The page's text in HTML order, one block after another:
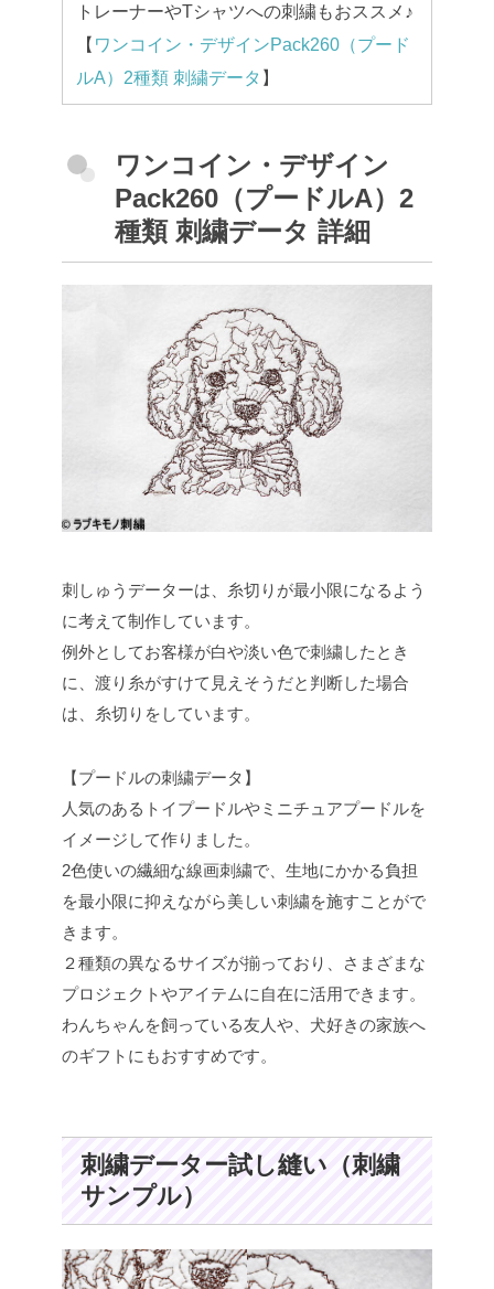
トレーナーやTシャツへの刺繍もおススメ♪
【 ワンコイン・デザインPack260（プード
ルA）2種類 刺繍データ 】
ワンコイン・デザイン
Pack260（プードルA）2
種類 刺繍データ 詳細
刺しゅうデーターは、糸切りが最小限になるよう
に考えて制作しています。
例外としてお客様が白や淡い色で刺繍したとき
に、渡り糸がすけて見えそうだと判断した場合
は、糸切りをしています。
【プードルの刺繍データ】
人気のあるトイプードルやミニチュアプードルを
イメージして作りました。
2色使いの繊細な線画刺繍で、生地にかかる負担
を最小限に抑えながら美しい刺繍を施すことがで
きます。
２種類の異なるサイズが揃っており、さまざまな
プロジェクトやアイテムに自在に活用できます。
わんちゃんを飼っている友人や、犬好きの家族へ
のギフトにもおすすめです。
刺繍データー試し縫い（刺繍
サンプル）